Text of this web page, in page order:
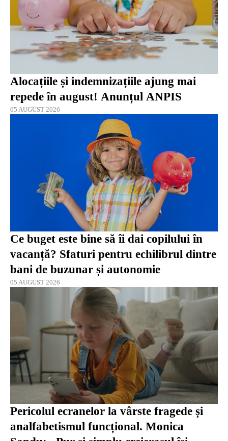
Alocațiile și indemnizațiile ajung mai
repede în august! Anunțul ANPIS
05 AUGUST 2026
Ce buget este bine să îi dai copilului în
vacanță? Sfaturi pentru echilibrul dintre
bani de buzunar și autonomie
05 AUGUST 2026
Pericolul ecranelor la vârste fragede și
analfabetismul funcțional. Monica